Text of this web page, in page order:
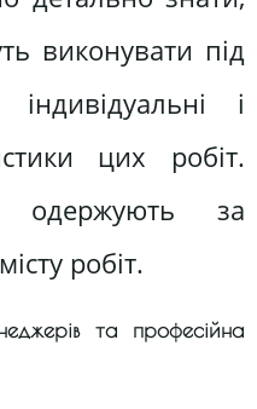
виконувати під
і
цих робіт.
одержують за
робіт.
та професійна